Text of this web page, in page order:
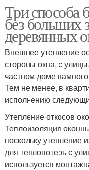
Три способа
без больших
деревянных
Внешнее утепление
стороны окна, с
частном доме
Тем не менее, в
исполнению
Утепление откосов
Теплоизоляция
поскольку утепление
для теплопотерь с
используется